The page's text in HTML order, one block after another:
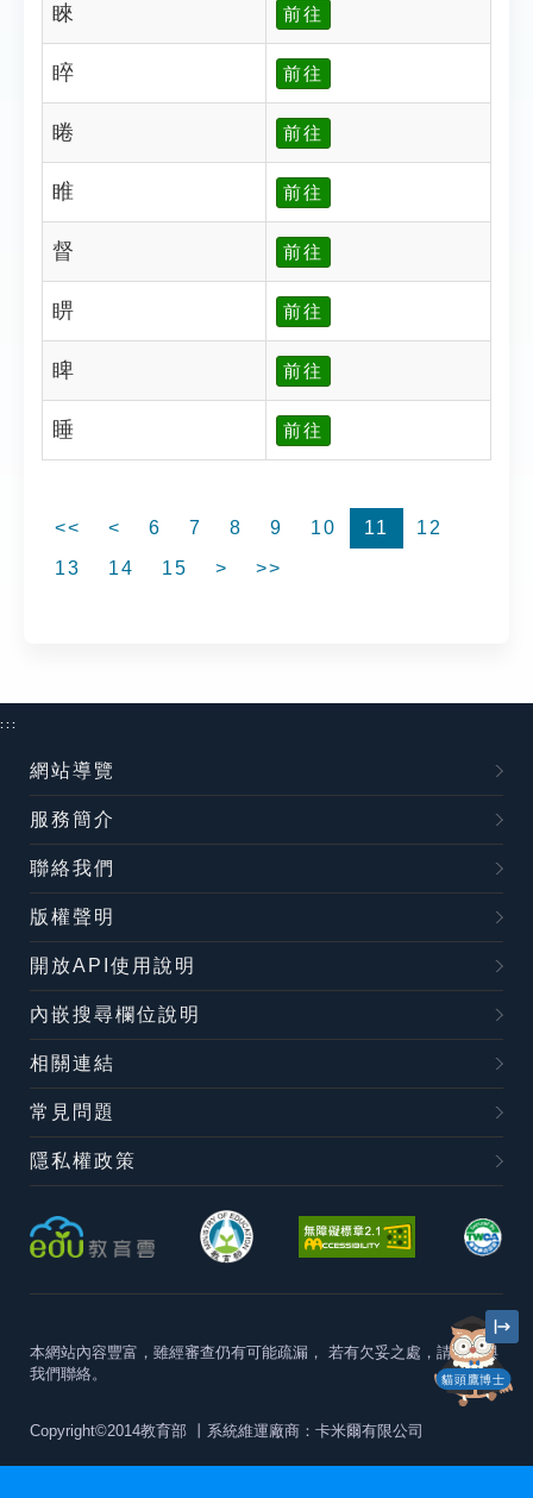
睞 前往
睟 前往
睠 前往
睢 前往
督 前往
睤 前往
睥 前往
睡 前往
<< < 6 7 8 9 10 11
12
13
14 15 > >>
貓頭鷹博士
:::
網站導覽
服務簡介
聯絡我們
版權聲明
開放API使用說明
內嵌搜尋欄位說明
相關連結
常見問題
隱私權政策
本網站內容豐富，雖經審查仍有可能疏漏， 若有欠妥之處，請隨時與
我們聯絡。
Copyright©2014教育部 丨系統維運廠商：卡米爾有限公司